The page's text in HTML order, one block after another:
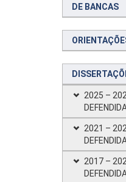
DE BANCAS
2025 –
2021 –
2017 –